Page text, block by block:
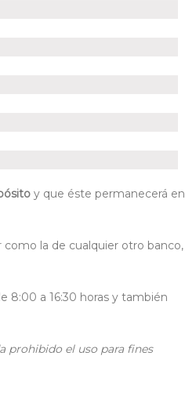
y que éste permanecerá en
como la de cualquier otro banco,
8:00 a 16:30 horas y también
prohibido el uso para fines